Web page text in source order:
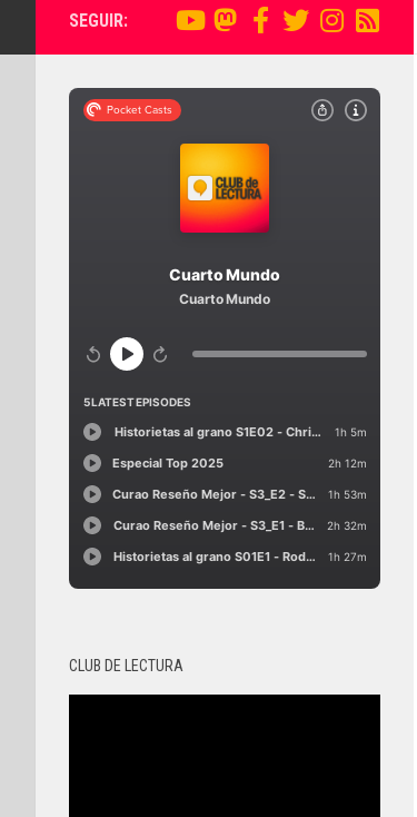
SEGUIR:
CLUB DE LECTURA